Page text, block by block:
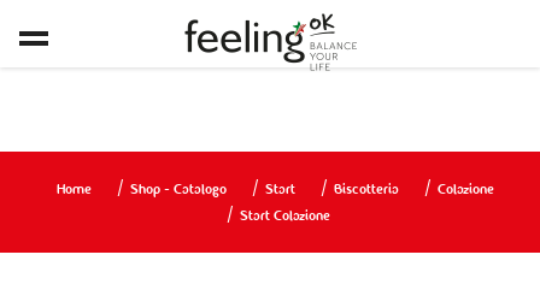
Home Shop - Catalogo Start Biscotteria
Colazione
Start Colazione